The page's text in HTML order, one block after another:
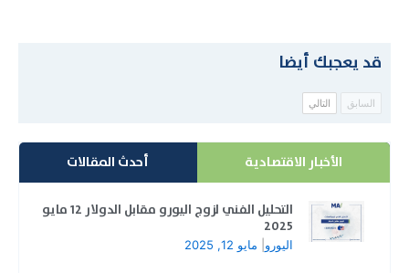
قد يعجبك أيضا
السابق التالي
الأخبار الاقتصادية أحدث المقالات
التحليل الفني لزوج اليورو مقابل الدولار 12 مايو
2025
اليورو مايو 12, 2025